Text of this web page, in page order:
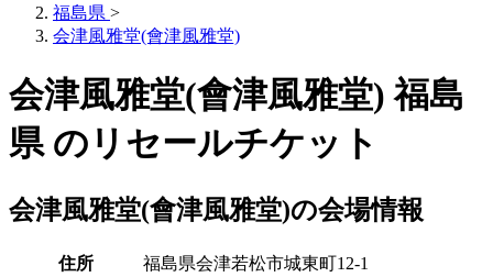
福島県 >
会津風雅堂(會津風雅堂)
会津風雅堂(會津風雅堂) 福島
県 のリセールチケット
会津風雅堂(會津風雅堂)の会場情報
住所
福島県会津若松市城東町12-1